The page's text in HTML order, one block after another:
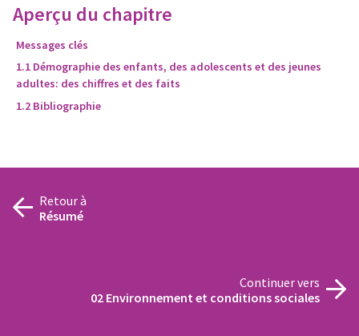
Aperçu du chapitre
Messages clés
1.1 Démographie des enfants, des adolescents et des jeunes
adultes: des chiffres et des faits
1.2 Bibliographie
Retour à
Résumé
Continuer vers
02 Environnement et conditions sociales